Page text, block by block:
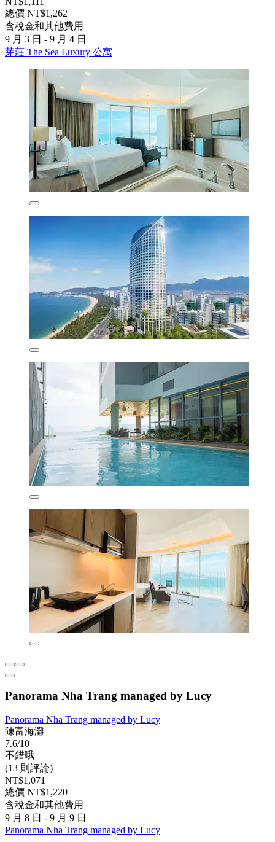
總價 NT$1,262
含稅金和其他費用
9 月 3 日 - 9 月 4 日
芽莊 The Sea Luxury 公寓
Panorama Nha Trang managed by Lucy
Panorama Nha Trang managed by Lucy
陳富海灘
7.6/10
不錯哦
(13 則評論)
NT$1,071
總價 NT$1,220
含稅金和其他費用
9 月 8 日 - 9 月 9 日
Panorama Nha Trang managed by Lucy